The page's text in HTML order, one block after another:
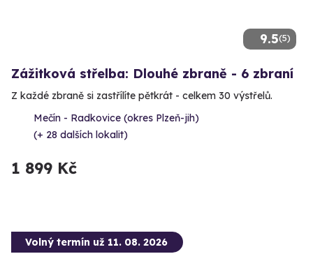
9.5(5)
Zážitková střelba: Dlouhé zbraně - 6 zbraní
Z každé zbraně si zastřílíte pětkrát - celkem 30 výstřelů.
Mečín - Radkovice (okres Plzeň-jih)
(+ 28 dalších lokalit)
1 899 Kč
Volný termín už 11. 08. 2026